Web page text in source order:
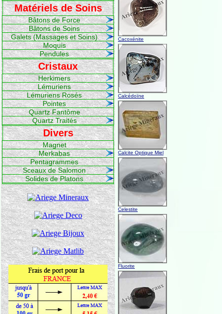
Matériels de Soins
Bâtons de Force
Bâtons de Soins
Galets (Massages et Soins)
Moquis
Pendules
Cristaux
Herkimers
Lémuriens
Lémuriens Rosés
Pointes
Quartz Fantôme
Quartz Traités
Divers
Magnet
Merkabas
Pentagrammes
Sceaux de Salomon
Solides de Platons
Cacoxénite
Calcédoïne
Calcite Optique Miel
Celestite
Fluorite